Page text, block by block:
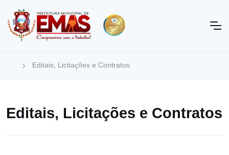
Editais, Licitações e Contratos
Editais, Licitações e Contratos